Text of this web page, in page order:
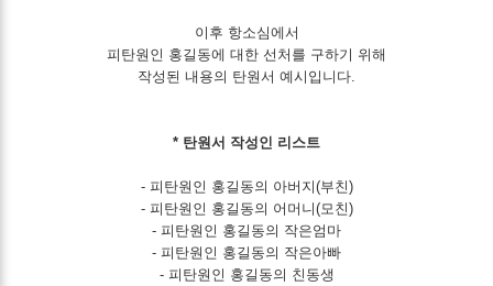
이후 항소심에서
피탄원인 홍길동에 대한 선처를 구하기 위해
작성된 내용의 탄원서 예시입니다.
* 탄원서 작성인 리스트
- 피탄원인 홍길동의 아버지(부친)
- 피탄원인 홍길동의 어머니(모친)
- 피탄원인 홍길동의 작은엄마
- 피탄원인 홍길동의 작은아빠
- 피탄원인 홍길동의 친동생